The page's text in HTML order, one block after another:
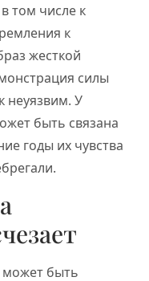
том числе к
к
жесткой
силы
неуязвим. У
быть связана
годы их чувства
может быть